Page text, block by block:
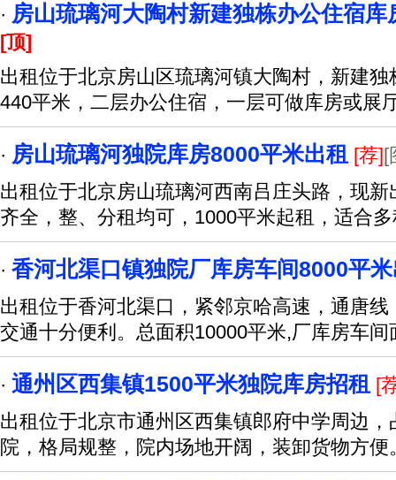
· 房山琉璃河大陶村新建独栋办公住宿库
[顶]
出租位于北京房山区琉璃河镇大陶村，新建
440平米，二层办公住宿，一层可做库房或展
· 房山琉璃河独院库房8000平米出租 [荐][
出租位于北京房山琉璃河西南吕庄头路，现
齐全，整、分租均可，1000平米起租，适合
· 香河北渠口镇独院厂库房车间8000平
出租位于香河北渠口，紧邻京哈高速，通唐
交通十分便利。总面积10000平米,厂库房车间
· 通州区西集镇1500平米独院库房招租 [
出租位于北京市通州区西集镇郎府中学周边
院，格局规整，院内场地开阔，装卸货物方